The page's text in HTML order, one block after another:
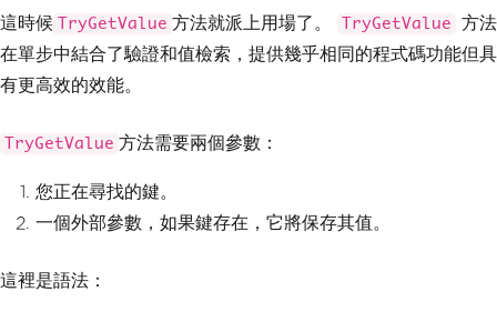
這時候 TryGetValue 方法就派上用場了。 TryGetValue
方法
在單步中結合了驗證和值檢索，提供幾乎相同的程式碼功能但具
有更高效的效能。
TryGetValue 方法需要兩個參數：
您正在尋找的鍵。
一個外部參數，如果鍵存在，它將保存其值。
這裡是語法：